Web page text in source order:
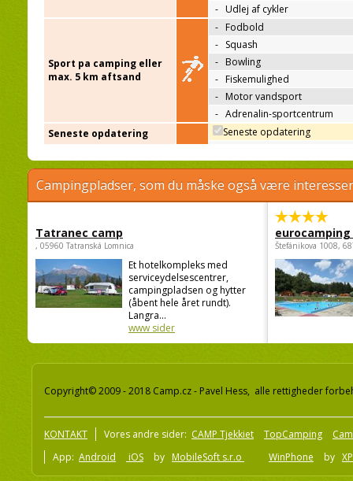
- Udlej af cykler
Sport pa camping eller
max. 5 km aftsand
- Fodbold
- Squash
- Bowling
- Fiskemulighed
- Motor vandsport
- Adrenalin-sportcentrum
Seneste opdatering
Seneste opdatering
Campingpladser, som du måske også være
Tatranec camp
, 05960 Tatranská Lomnica
Et hotelkompleks med
serviceydelsescentrer,
campingpladsen og hytter
(åbent hele året rundt).
Langra...
www sider
Štefánikova 1008,
Copyright© 2009 - 2018 Camp.cz - Pavel Hess, alle rettigheder
KONTAKT Vores andre sider: CAMP Tjekkiet TopCamping
App: Android iOS by MobileSoft s.r.o WinPhone by